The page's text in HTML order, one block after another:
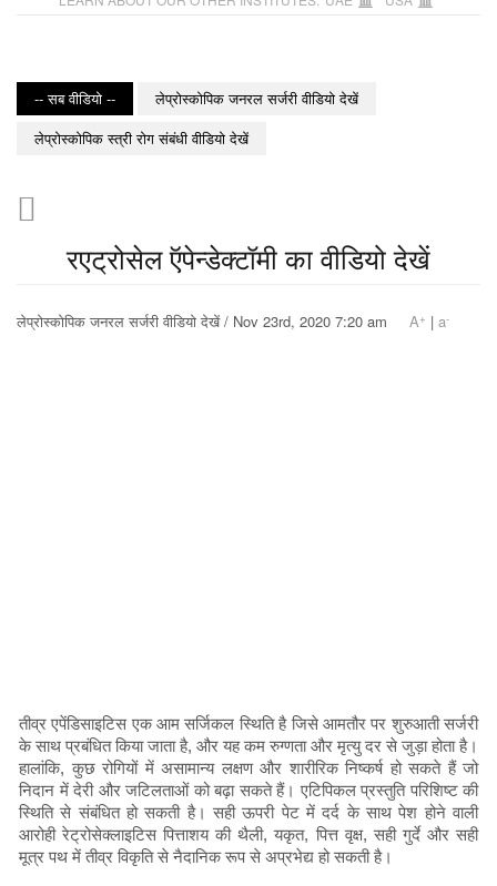
-- सब वीडियो --
लेप्रोस्कोपिक जनरल सर्जरी वीडियो देखें
लेप्रोस्कोपिक स्त्री रोग संबंधी वीडियो देखें
रएट्रोसेल ऍपेन्डेक्टॉमी का वीडियो देखें
लेप्रोस्कोपिक जनरल सर्जरी वीडियो देखें / Nov 23rd, 2020 7:20 am A+ | a-
तीव्र एपेंडिसाइटिस एक आम सर्जिकल स्थिति है जिसे आमतौर पर शुरुआती सर्जरी
के साथ प्रबंधित किया जाता है, और यह कम रुग्णता और मृत्यु दर से जुड़ा होता है।
हालांकि, कुछ रोगियों में असामान्य लक्षण और शारीरिक निष्कर्ष हो सकते हैं जो
निदान में देरी और जटिलताओं को बढ़ा सकते हैं। एटिपिकल प्रस्तुति परिशिष्ट की
स्थिति से संबंधित हो सकती है। सही ऊपरी पेट में दर्द के साथ पेश होने वाली
आरोही रेट्रोसेक्लाइटिस पित्ताशय की थैली, यकृत, पित्त वृक्ष, सही गुर्दे और सही
मूत्र पथ में तीव्र विकृति से नैदानिक ​​रूप से अप्रभेद्य हो सकती है।